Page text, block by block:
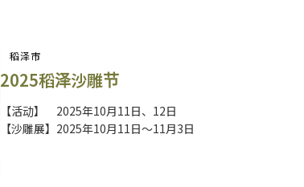
稻泽市
2025稻泽沙雕节
【活动】 2025年10月11日、12日
【沙雕展】2025年10月11日～11月3日